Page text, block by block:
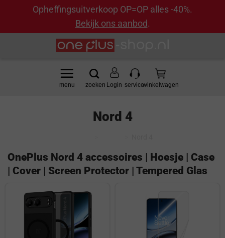
Opheffingsuitverkoop OP=OP alles -40%.
Bekijk ons aanbod.
Login
Nord 4
OnePlus Nord 4 accessoires | Hoesje | Case
| Cover | Screen Protector | Tempered Glas